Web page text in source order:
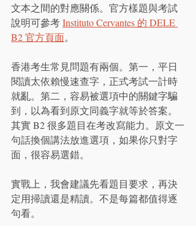
文本之間的對應關係。官方樣題與考試
說明可參考 Instituto Cervantes 的 DELE
B2 官方頁面。
香港考生常見問題有兩個。第一，平日
閱讀太依賴慢速查字，正式考試一計時
就亂。第二，容易被選項中的關鍵字騙
到，以為看到原文同義字就等於答案。
其實 B2 很多題目在考改寫能力。原文一
句話換個講法放進選項，如果你只對字
面，很容易選錯。
實戰上，我會建議先看題目要求，再決
定用掃讀還是精讀。不是每篇都值得逐
句看。